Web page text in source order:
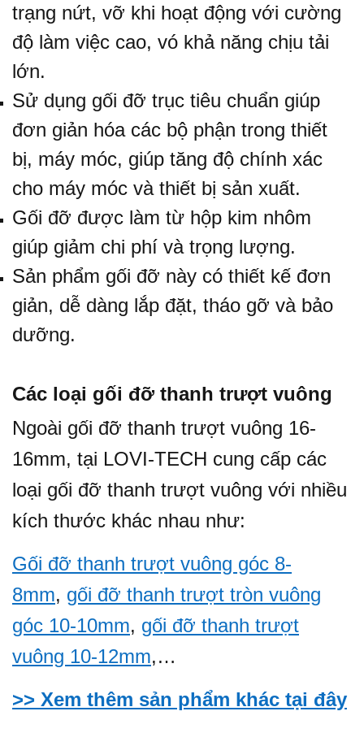
trạng nứt, vỡ khi hoạt động với cường
độ làm việc cao, vó khả năng chịu tải
lớn.
Sử dụng gối đỡ trục tiêu chuẩn giúp
đơn giản hóa các bộ phận trong thiết
bị, máy móc, giúp tăng độ chính xác
cho máy móc và thiết bị sản xuất.
Gối đỡ được làm từ hộp kim nhôm
giúp giảm chi phí và trọng lượng.
Sản phẩm gối đỡ này có thiết kế đơn
giản, dễ dàng lắp đặt, tháo gỡ và bảo
dưỡng.
Các loại gối đỡ thanh trượt vuông
Ngoài gối đỡ thanh trượt vuông 16-
16mm, tại LOVI-TECH cung cấp các
loại gối đỡ thanh trượt vuông với nhiều
kích thước khác nhau như:
Gối đỡ thanh trượt vuông góc 8-
8mm, gối đỡ thanh trượt tròn vuông
góc 10-10mm, gối đỡ thanh trượt
vuông 10-12mm,…
>> Xem thêm sản phẩm khác tại đây